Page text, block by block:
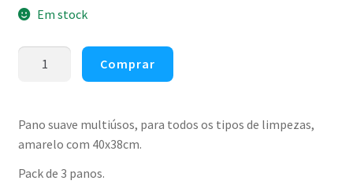
Em stock
suave
amarelo
40x38cm
Comprar
Pano suave multiúsos, para todos os tipos de limpezas,
amarelo com 40x38cm.
Pack de 3 panos.